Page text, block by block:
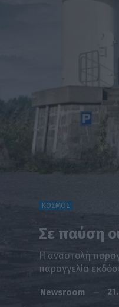
ΚΟΣΜΟΣ
Σε παύση
H αναστολή
παραγγελία
Newsroom